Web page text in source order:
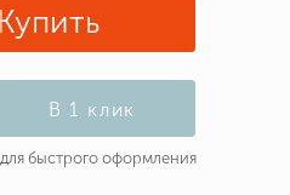
Купить
В 1 клик
быстрого оформления